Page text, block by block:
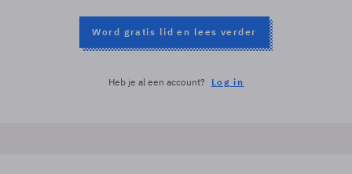
Word gratis lid en lees verder
Heb je al een account? Log in